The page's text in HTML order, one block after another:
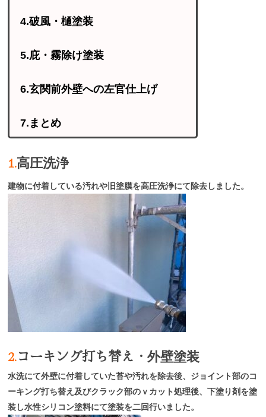
4.破風・樋塗装
5.庇・霧除け塗装
6.玄関前外壁への左官仕上げ
7.まとめ
1.高圧洗浄
建物に付着している汚れや旧塗膜を高圧洗浄にて除去しました。
2.コーキング打ち替え・ 外壁塗装
水洗にて外壁に付着していた苔や汚れを除去後、ジョイント部のコ
ーキング打ち替え及びクラック部のｖカット処理後、下塗り剤を塗
装し水性シリコン塗料にて塗装を二回行いました。